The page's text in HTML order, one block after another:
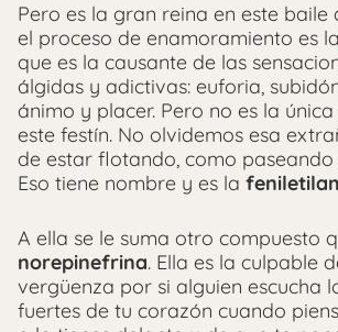
Pero es la gran reina en este baile
el proceso de enamoramiento es la
que es la causante de las
álgidas y adictivas: euforia,
ánimo y placer. Pero no es la
este festín. No olvidemos esa
de estar flotando, como paseando
Eso tiene nombre y es la
A ella se le suma otro compuesto
norepinefrina. Ella es la culpable
vergüenza por si alguien escucha
fuertes de tu corazón cuando